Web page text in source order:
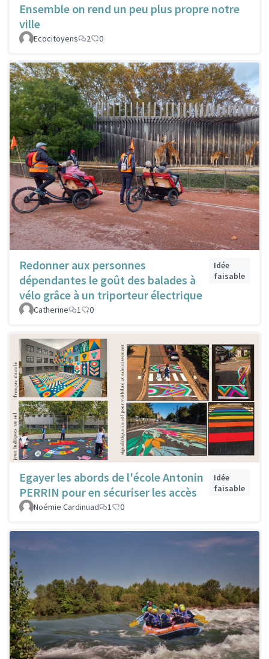
Ensemble on rend un peu plus propre notre
ville
Ecocitoyens 2 0
Redonner aux personnes
dépendantes le goût des balades à
vélo grâce à un triporteur électrique
Idée
faisable
Catherine 1 0
Egayer les abords de l'école Antonin
PERRIN pour en sécuriser les accès
Idée
faisable
Noémie Cardinuad
1 0